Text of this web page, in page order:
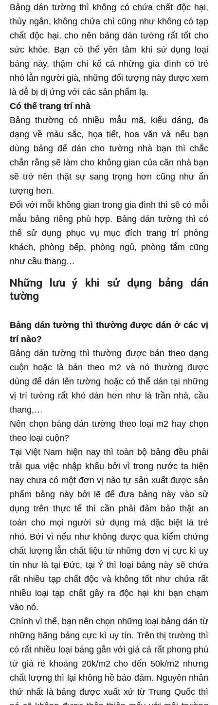
Bảng dán tường thì không có chứa chất độc hại,
thủy ngân, không chứa chì cũng như không có tạp
chất độc hại, cho nên bảng dán tường rất tốt cho
sức khỏe. Bạn có thể yên tâm khi sử dụng loại
bảng này, thậm chí kể cả những gia đình có trẻ
nhỏ lẫn người già, những đối tượng này được xem
là dễ bị dị ứng với các sản phẩm lạ.
Có thể trang trí nhà
Bảng thường có nhiều mẫu mã, kiểu dáng, đa
dạng về màu sắc, họa tiết, hoa văn và nếu bạn
dùng bảng để dán cho tường nhà bạn thì chắc
chắn rằng sẽ làm cho không gian của căn nhà bạn
sẽ trở nên thật sự sang trọng hơn cũng như ấn
tượng hơn.
Đối với mỗi không gian trong gia đình thì sẽ có mỗi
mẫu bảng riêng phù hợp. Bảng dán tường thì có
thể sử dụng phục vụ mục đích trang trí phòng
khách, phòng bếp, phòng ngủ, phòng tắm cũng
như cầu thang…
Những lưu ý khi sử dụng bảng dán
tường
Bảng dán tường thì thường được dán ở các vị
trí nào?
Bảng dán tường thì thường được bán theo dạng
cuộn hoặc là bán theo m2 và nó thường được
dùng để dán lên tường hoặc có thể dán tại những
vị trí tường rất khó dán hơn như là trần nhà, cầu
thang,…
Nên chọn bảng dán tường theo loại m2 hay chọn
theo loại cuộn?
Tại Việt Nam hiện nay thì toàn bộ bảng đều phải
trải qua việc nhập khẩu bởi vì trong nước ta hiện
nay chưa có một đơn vị nào tự sản xuất được sản
phẩm bảng này bởi lẽ để đưa bảng này vào sử
dụng trên thực tế thì cần phải đảm bảo thật an
toàn cho mọi người sử dụng mà đặc biệt là trẻ
nhỏ. Bởi vì nếu như không được qua kiểm chứng
chất lượng lẫn chất liệu từ những đơn vị cực kì uy
tín như là tại Đức, tại Ý thì loại bảng này sẽ chứa
rất nhiều tạp chất độc và không tốt như chứa rất
nhiều loại tạp chất gây ra độc hại khi bạn chạm
vào nó.
Chính vì thế, bạn nên chọn những loại bảng dán từ
những hãng bảng cực kì uy tín. Trên thị trường thì
có rất nhiều loại bảng gắn với giá cả rất phong phú
từ giá rẻ khoảng 20k/m2 cho đến 50k/m2 nhưng
chất lượng thì lại không hề bảo đảm. Nguyên nhân
thứ nhất là bảng được xuất xứ từ Trung Quốc thì